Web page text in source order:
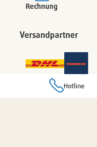
Rechnung
Versandpartner
Hotline